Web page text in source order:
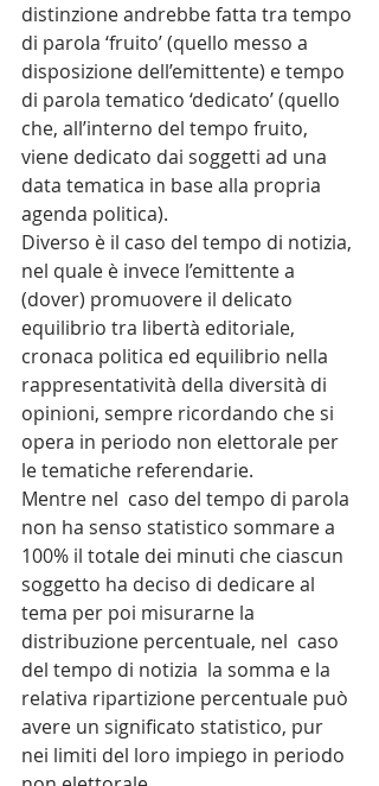
distinzione andrebbe fatta tra tempo
di parola ‘fruito’ (quello messo a
disposizione dell’emittente) e tempo
di parola tematico ‘dedicato’ (quello
che, all’interno del tempo fruito,
viene dedicato dai soggetti ad una
data tematica in base alla propria
agenda politica).
Diverso è il caso del tempo di notizia,
nel quale è invece l’emittente a
(dover) promuovere il delicato
equilibrio tra libertà editoriale,
cronaca politica ed equilibrio nella
rappresentatività della diversità di
opinioni, sempre ricordando che si
opera in periodo non elettorale per
le tematiche referendarie.
Mentre nel  caso del tempo di parola
non ha senso statistico sommare a
100% il totale dei minuti che ciascun
soggetto ha deciso di dedicare al
tema per poi misurarne la
distribuzione percentuale, nel  caso
del tempo di notizia  la somma e la
relativa ripartizione percentuale può
avere un significato statistico, pur
nei limiti del loro impiego in periodo